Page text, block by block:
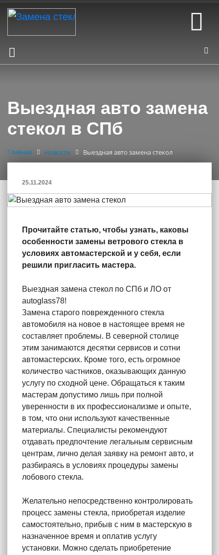
Выездная авто замена
стекол в СПб
Главная Новости Выездная авто замена стекол
25.11.2024
Прочитайте статью, чтобы узнать, каковы
особенности замены ветрового стекла в
условиях автомастерской и у себя, если
решили пригласить мастера.
Выездная замена стекол по СПб и ЛО от
autoglass78!
Замена старого поврежденного стекла
автомобиля на новое в настоящее время не
составляет проблемы. В северной столице
этим занимаются десятки сервисов и сотни
автомастерских. Кроме того, есть огромное
количество частников, оказывающих данную
услугу по сходной цене. Обращаться к таким
мастерам допустимо лишь при полной
уверенности в их профессионализме и опыте,
в том, что они используют качественные
материалы. Специалисты рекомендуют
отдавать предпочтение легальным сервисным
центрам, лично делая заявку на ремонт авто, и
разбираясь в условиях процедуры замены
лобового стекла.
Желательно непосредственно контролировать
процесс замены стекла, приобретая изделие
самостоятельно, прибыв с ним в мастерскую в
назначенное время и оплатив услугу
установки. Можно сделать приобретение